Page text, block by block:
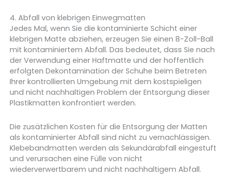
4. Abfall von klebrigen Einwegmatten
Jedes Mal, wenn Sie die kontaminierte Schicht einer
klebrigen Matte abziehen, erzeugen Sie einen 8-Zoll-Ball
mit kontaminiertem Abfall. Das bedeutet, dass Sie nach
der Verwendung einer Haftmatte und der hoffentlich
erfolgten Dekontamination der Schuhe beim Betreten
Ihrer kontrollierten Umgebung mit dem kostspieligen
und nicht nachhaltigen Problem der Entsorgung dieser
Plastikmatten konfrontiert werden.
Die zusätzlichen Kosten für die Entsorgung der Matten
als kontaminierter Abfall sind nicht zu vernachlässigen.
Klebebandmatten werden als Sekundärabfall eingestuft
und verursachen eine Fülle von nicht
wiederverwertbarem und nicht nachhaltigem Abfall.